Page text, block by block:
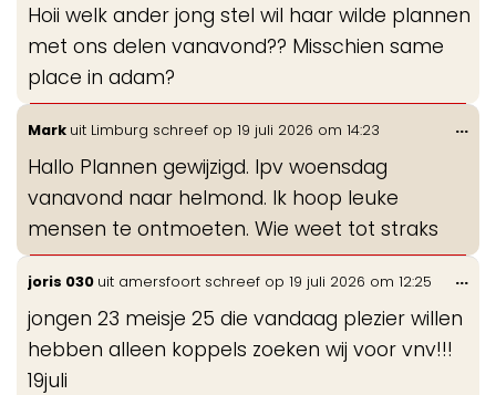
Hoii welk ander jong stel wil haar wilde plannen
met ons delen vanavond?? Misschien same
place in adam?
Mark uit Limburg schreef op 19 juli 2026 om 14:23
Hallo Plannen gewijzigd. Ipv woensdag
vanavond naar helmond. Ik hoop leuke
mensen te ontmoeten. Wie weet tot straks
...
joris 030 uit amersfoort schreef op 19 juli 2026 om 12:25
jongen 23 meisje 25 die vandaag plezier willen
hebben alleen koppels zoeken wij voor vnv!!!
19juli
...